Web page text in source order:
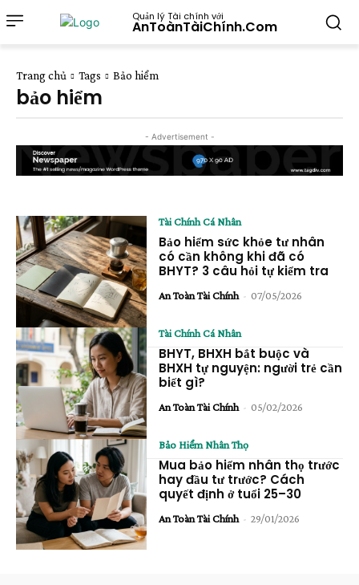
Quản lý Tài chính với
AnToànTàiChính.Com
Trang chủ Tags Bảo hiểm
bảo hiểm
- Advertisement -
Tài Chính Cá Nhân
Bảo hiểm sức khỏe tư nhân
có cần không khi đã có
BHYT? 3 câu hỏi tự kiểm tra
An Toàn Tài Chính - 07/05/2026
Tài Chính Cá Nhân
BHYT, BHXH bắt buộc và
BHXH tự nguyện: người trẻ cần
biết gì?
An Toàn Tài Chính - 05/02/2026
Bảo Hiểm Nhân Thọ
Mua bảo hiểm nhân thọ trước
hay đầu tư trước? Cách
quyết định ở tuổi 25–30
An Toàn Tài Chính - 29/01/2026